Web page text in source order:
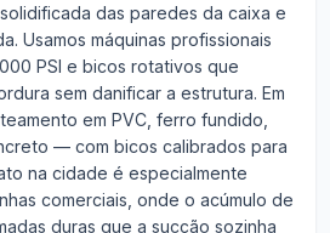
das paredes da caixa e
Usamos máquinas profissionais
PSI e bicos rotativos que
sem danificar a estrutura. Em
em PVC, ferro fundido,
— com bicos calibrados para
na cidade é especialmente
comerciais, onde o acúmulo de
duras que a sucção sozinha